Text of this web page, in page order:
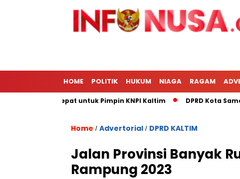
HOME POLITIK HUKUM NIAGA RAGAM
Paling Tepat untuk Pimpin KNPI Kaltim DPRD Kota
Home / Advertorial / DPRD KALTIM
Jalan Provinsi Banyak
Rampung 2023